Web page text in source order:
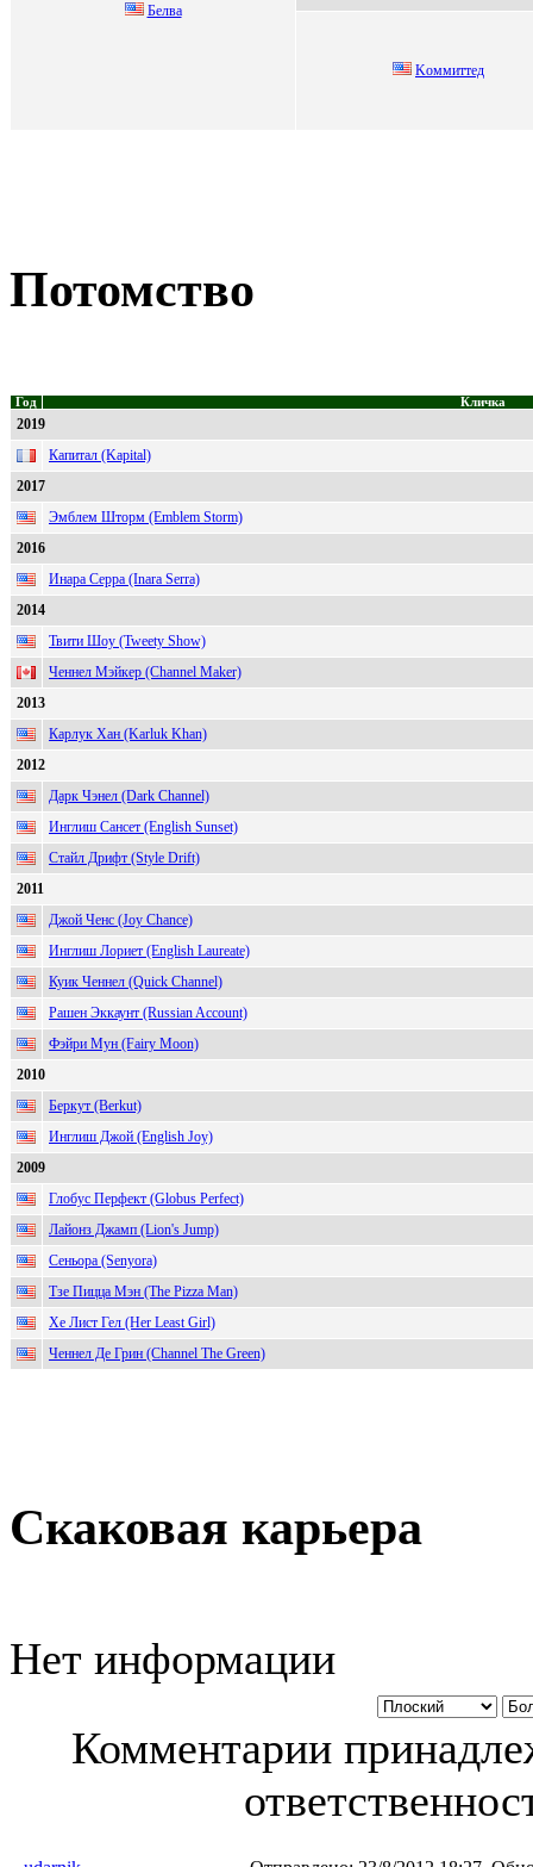
Белвa
Kоммиттед
Потомство
Год Кличка
2019
Капитал (Kapital)
2017
Эмблем Шторм (Emblem Storm)
2016
Инара Серра (Inara Serra)
2014
Твити Шоу (Tweety Show)
Ченнел Мэйкер (Channel Maker)
2013
Карлук Хан (Karluk Khan)
2012
Дарк Чэнел (Dark Channel)
Инглиш Сансет (English Sunset)
Стайл Дрифт (Style Drift)
2011
Джой Ченс (Joy Chance)
Инглиш Лориет (English Laureate)
Куик Ченнел (Quick Channel)
Рашен Эккаунт (Russian Account)
Фэйри Мун (Fairy Moon)
2010
Беркут (Berkut)
Инглиш Джой (English Joy)
2009
Глобус Перфект (Globus Perfect)
Лайонз Джамп (Lion's Jump)
Сеньора (Senyora)
Тзе Пицца Мэн (The Pizza Man)
Хе Лист Гел (Her Least Girl)
Ченнел Де Грин (Channel The Green)
Скаковая карьера
Нет информации
Комментарии